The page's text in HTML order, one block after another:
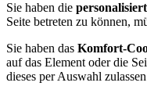
Sie haben die
Seite betreten zu können,
Sie haben das Komfort-
auf das Element oder die
dieses per Auswahl